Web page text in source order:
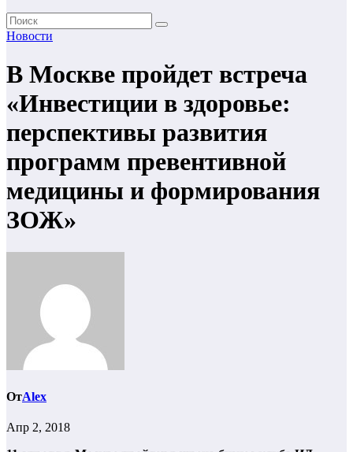
Новости
В Москве пройдет встреча
«Инвестиции в здоровье:
перспективы развития
программ превентивной
медицины и формирования
ЗОЖ»
ОтAlex
Апр 2, 2018